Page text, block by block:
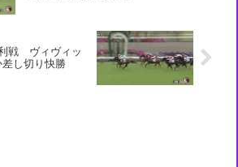
利戦 ヴィヴィッ
し切り快勝